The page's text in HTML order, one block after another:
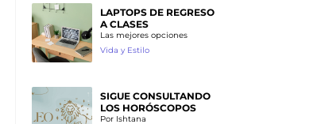
LAPTOPS DE REGRESO
A CLASES
Las mejores opciones
Vida y Estilo
SIGUE CONSULTANDO
LOS HORÓSCOPOS
Por Ishtana